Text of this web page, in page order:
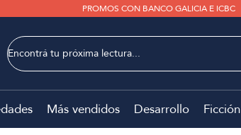
PROMOS CON BANCO GALICIA E ICBC
Más vendidos Desarrollo Ficción